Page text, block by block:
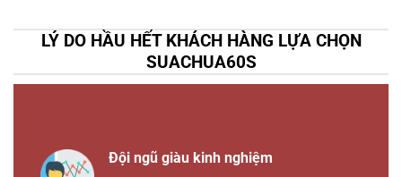
LÝ DO HẦU HẾT KHÁCH HÀNG LỰA CHỌN
SUACHUA60S
Đội ngũ giàu kinh nghiệm